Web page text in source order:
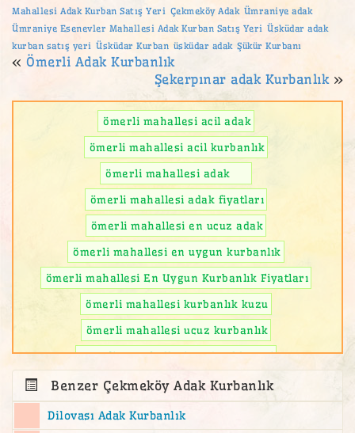
Mahallesi Adak Kurban Satış Yeri Çekmeköy Adak Ümraniye adak
Ümraniye Esenevler Mahallesi Adak Kurban Satış Yeri Üsküdar adak
kurban satış yeri Üsküdar Kurban üsküdar adak Şükür Kurbanı
« Ömerli Adak Kurbanlık
Şekerpınar adak Kurbanlık »
ömerli mahallesi acil adak
ömerli mahallesi acil kurbanlık
ömerli mahallesi adak
ömerli mahallesi adak fiyatları
ömerli mahallesi en ucuz adak
ömerli mahallesi en uygun kurbanlık
ömerli mahallesi En Uygun Kurbanlık Fiyatları
ömerli mahallesi kurbanlık kuzu
ömerli mahallesi ucuz kurbanlık
reşadiye mahallesi Kurbanlık Keçi
Benzer Çekmeköy Adak Kurbanlık
Dilovası Adak Kurbanlık